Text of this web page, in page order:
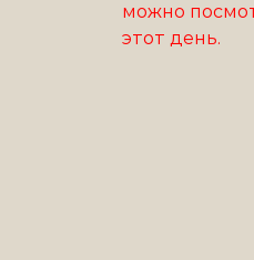
можно
этот день.